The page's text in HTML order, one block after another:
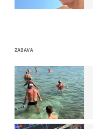
ZABAVA